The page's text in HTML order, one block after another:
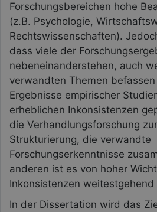
Forschungsbereichen hohe
(z.B. Psychologie,
Rechtswissenschaften).
dass viele der
nebeneinanderstehen, auch
verwandten Themen
Ergebnisse empirischer
erheblichen Inkonsistenzen
die Verhandlungsforschung
Strukturierung, die verwandte
Forschungserkenntnisse
anderen ist es von hoher
Inkonsistenzen
In der Dissertation wird das